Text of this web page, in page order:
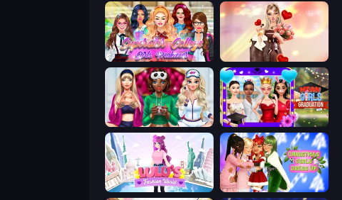
Superstar College Girls Makeover GRWM Date Night
BFFs Luxury Loungewear Mean Girls Graduation Day
Lulu's Fashion World Christmas Girls Dress Up